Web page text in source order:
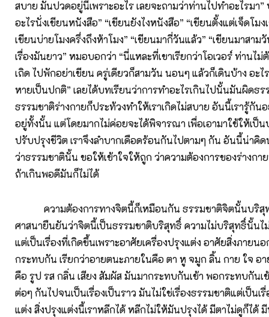
สบาย มันปวดอยู่นี่เพราะอะไร เลยจะถามว่าท่านไปทำอะไรมา”
อะไรนั่งเขียนหนังสือ” “เขียนยังไงหนังสือ” “เขียนตั้งแต่เจ็ดโมง
เขียนบ่ายโมงครึ่งถึงห้าโมง” “เขียนมากี่วันแล้ว” “เขียนมาสาม
เรื่องมันยาว” หมอบอกว่า “นี่แหละที่เขาเรียกว่าโอเวอร์ ท่านไ
เถิด ไปพักอย่าเขียน ครู่เดียวก็สามวัน นอนๆ แล้วก็เดินบ้าง อะไ
หายเป็นปกติ” เลยได้บทเรียนว่าการทำอะไรเกินไปนั้นมันผิดธร
ธรรมชาติร่างกายก็ประท้วงทำให้เราเกิดไม่สบาย อันนี้เรารู้กั
อยู่ทั้งนั้น แต่โดยมากไม่ค่อยจะได้พิจารณา เพื่อเอามาใช้ให้เป็
ปรับปรุงชีวิต เราจึงลำบากเดือดร้อนกันไปตามๆ กัน อันนี้น่าคิด
ว่าธรรมชาตินั้น ขอให้เข้าใจให้ถูก ว่าความต้องการของร่างก
ถ้าเกินพอดีมันก็ไม่ได้
ความต้องการทางจิตนี้ก็เหมือนกัน ธรรมชาติจิตนั้นบริสุ
ศาสนายืนยันว่าจิตนี้เป็นธรรมชาติบริสุทธิ์ ความไม่บริสุทธิ์นั้นไ
แต่เป็นเรื่องที่เกิดขึ้นเพราะอาศัยเครื่องปรุงแต่ง อาศัยสิ่งภายน
กระทบกัน เรียกว่าอายตนะภายในคือ ตา หู จมูก ลิ้น กาย ใจ อ
คือ รูป รส กลิ่น เสียง สัมผัส มันมากระทบกันเข้า พอกระทบกันเ
ต่อๆ กันไปจนเป็นเรื่องเป็นราว มันไม่ใช่เรื่องธรรมชาติแต่เป็นเ
แต่ง สิ่งปรุงแต่งนี้เราหลีกได้ หลีกไม่ให้มันปรุงได้ มีตาไม่ดูก็ได้